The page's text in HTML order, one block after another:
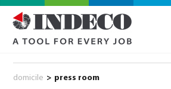
domicile > press room